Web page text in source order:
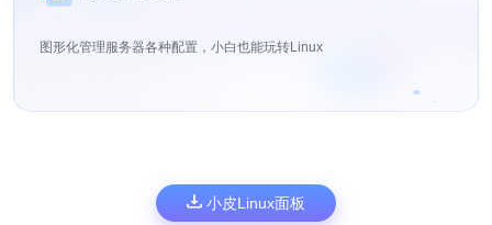
图形化管理服务器各种配置，小白也能玩转Linux
小皮Linux面板